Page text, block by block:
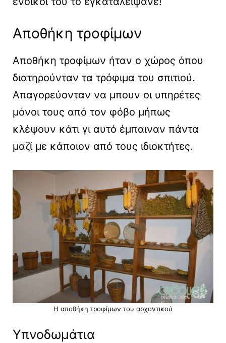
Αποθήκη τροφίμων
Αποθήκη τροφίμων ήταν ο χώρος όπου
διατηρούνταν τα τρόφιμα του σπιτιού.
Απαγορεύονταν να μπουν οι υπηρέτες
μόνοι τους από τον φόβο μήπως
κλέψουν κάτι γι αυτό έμπαιναν πάντα
μαζί με κάποιον από τους ιδιοκτήτες.
Η αποθήκη τροφίμων του αρχοντικού
Υπνοδωμάτια